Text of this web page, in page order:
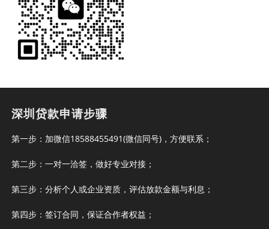
深圳贷款申请步骤
第一步：加微信18588455491(微信同号)，方便联系；
第二步：一对一洽签，做好专业对接；
第三步：分析个人或企业资质，评估放款金额与利息；
第四步：签订合同，保证合作者权益；